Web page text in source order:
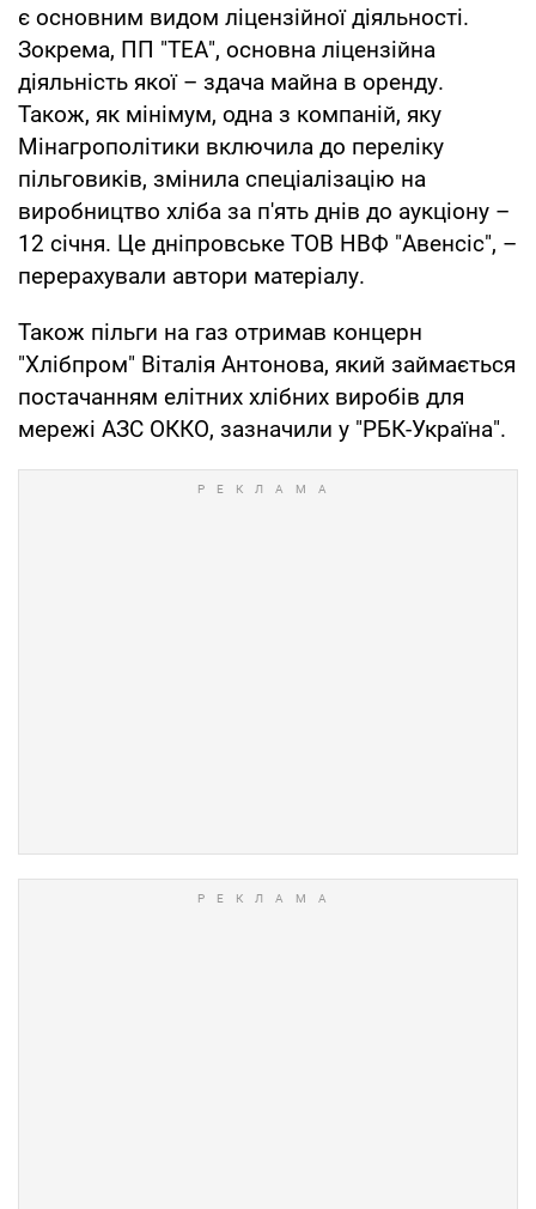
є основним видом ліцензійної діяльності.
Зокрема, ПП "ТЕА", основна ліцензійна
діяльність якої – здача майна в оренду.
Також, як мінімум, одна з компаній, яку
Мінагрополітики включила до переліку
пільговиків, змінила спеціалізацію на
виробництво хліба за п'ять днів до аукціону –
12 січня. Це дніпровське ТОВ НВФ "Авенсіс", –
перерахували автори матеріалу.
Також пільги на газ отримав концерн
"Хлібпром" Віталія Антонова, який займається
постачанням елітних хлібних виробів для
мережі АЗС ОККО, зазначили у "РБК-Україна".